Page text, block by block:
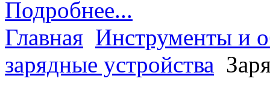
Подробнее...
Главная Инструменты и
зарядные устройства